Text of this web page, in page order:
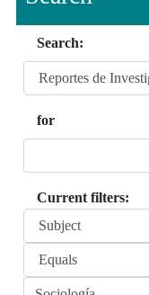
Search:
for
Current filters: